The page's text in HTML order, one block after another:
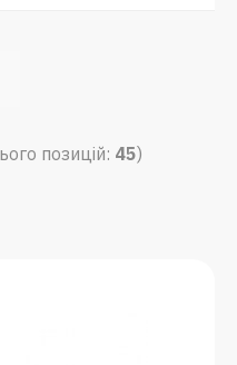
позицій: 45)